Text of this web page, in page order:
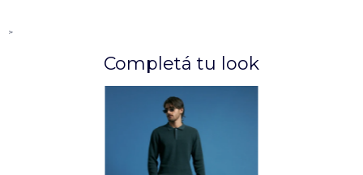
>
Completá tu look